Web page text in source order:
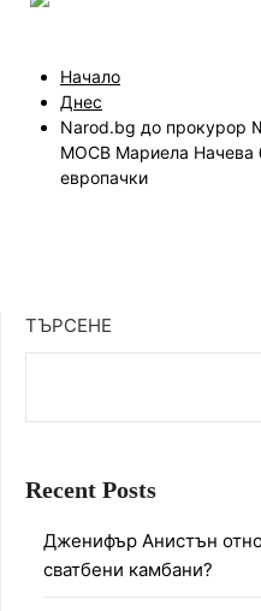
Начало
Днес
Narod.bg до прокурор
МОСВ Мариела Начева
европачки
ТЪРСЕНЕ
Recent Posts
Дженифър Анистън
сватбени камбани?